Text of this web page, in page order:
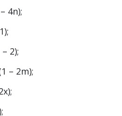
4n);
2);
– 2m);